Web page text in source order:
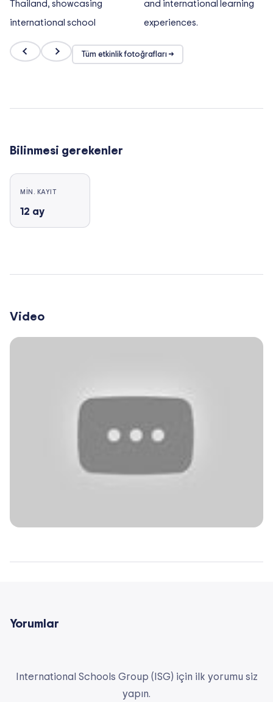
Tüm etkinlik fotoğrafları →
Bilinmesi gerekenler
MIN. KAYIT
12 ay
Video
Yorumlar
International Schools Group (ISG) için ilk yorumu siz
yapın.